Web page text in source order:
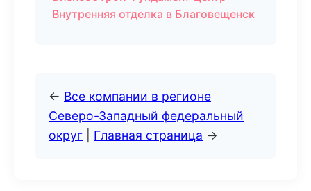
Внутренняя отделка в Благовещенск
← Все компании в регионе
Северо-Западный федеральный
округ
Главная страница →